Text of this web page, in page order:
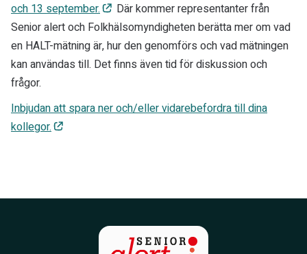
och 13 september.
Där kommer representanter från
Senior alert och Folkhälsomyndigheten berätta mer om vad
en HALT-mätning är, hur den genomförs och vad mätningen
kan användas till. Det finns även tid för diskussion och
frågor.
Inbjudan att spara ner och/eller vidarebefordra till dina
kollegor.